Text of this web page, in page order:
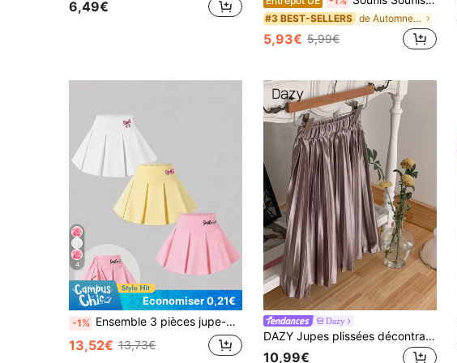
6,49€
#3 BEST-SELLERS de Automne et hiver Jupes pour jeunes filles
5,93€ 5,99€
4
Économiser 0,21€
-1% Ensemble 3 pièces jupe-pantalon plissée à imprimé nœud, style scolaire quotidien pour jeunes filles, nouveau style d'été
13,52€ 13,73€
Dazy
DAZY Jupes plissées décontractées pour jeunes filles, polyvalentes et minimalistes
10,99€